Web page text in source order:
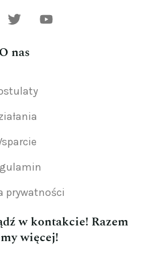
O nas
prywatności
w kontakcie! Razem
więcej!